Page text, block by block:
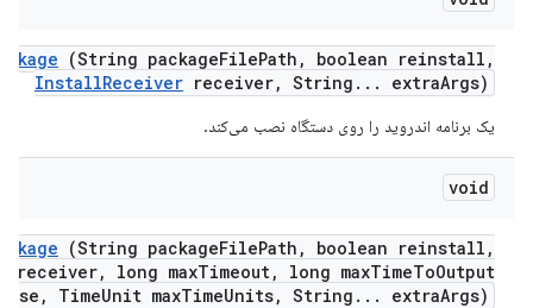
(String packageFilePath , boolean reinstall ,
InstallReceiver receiver, String . . . extraArgs)
یک برنامه اندروید را روی دستگاه نصب می‌کند.
void
(String packageFilePath , boolean reinstall ,
receiver, long maxTimeout, long maxTimeToOutput
, TimeUnit maxTimeUnits, String . . . extraArgs)